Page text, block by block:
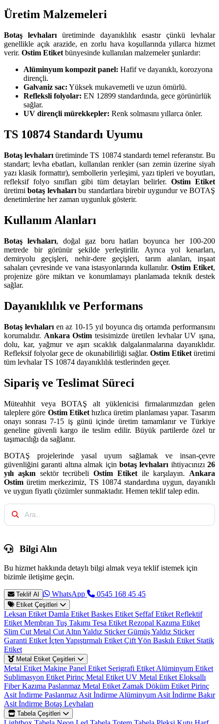
Üretim Malzemeleri
Botaş levhaları üretiminde dayanıklılık esastır çünkü levhalar
genellikle açık arazide, en zorlu hava koşullarında yıllarca hizmet
verir. Ostim Etiket bünyesinde kullanılan malzemeler şunlardır:
Alüminyum kompozit panel: Hafif ve dayanıklı, korozyona
dirençli.
Galvaniz sac: Yüksek mukavemetli ve uzun ömürlü.
Refleksli folyolar: EN 12899 standardında, gece görünürlük
sağlar.
UV dirençli mürekkepler: Renk solmasını yıllarca önler.
TS 10874 Standardı Uyumu
Botaş levhaları üretiminde TS 10874 standardı temel referanstır. Bu
standart; levha ebatları, kullanılan renkler (sarı zemin üzerine siyah
yazı klasik formattır), sembollerin yerleşimi, yazı tipleri ve boyutları,
refleksif folyo sınıfları gibi tüm detayları belirler.Ostim Etiket
üretimibotaş levhalarıbu standartlara birebir uygundur ve BOTAŞ
denetimlerine her zaman uygunluk gösterir.
Kullanım Alanları
Botaş levhaları, doğal gaz boru hatları boyunca her 100-200
metrede bir görünür şekilde yerleştirilir. Ayrıca yol kenarları,
demiryolu geçişleri, nehir-dere geçişleri, tarım alanları, inşaat
sahaları çevresinde ve vana istasyonlarında kullanılır.Ostim Etiket,
projenize göre miktarı ve konumlamayı planlamada teknik destek
sağlar.
Dayanıklılık ve Performans
Botaş levhalarıen az 10-15 yıl boyunca dış ortamda performansını
korumalıdır. Ankara Ostim tesisimizde üretilen levhalar UV ışına,
dolu, kar, yağmur ve aşırı sıcaklık dalgalanmalarına dayanıklıdır.
Refleksif folyolar gece de okunabilirliği sağlar. Ostim Etiketüretimi
tüm levhalar TS 10874 dayanıklılık testlerinden geçer.
Sipariş ve Teslimat Süreci
Müteahhit veya BOTAŞ alt yüklenicisi firmalarımızdan gelen
taleplere göre Ostim Etikethızlıca üretim planlaması yapar. Tasarım
onayı sonrası 7-15 iş günü içinde üretim tamamlanır ve Türkiye
geneline güvenli kargo ile teslim edilir. Büyük partilerde özel tır
taşımacılığı da sağlanır.
BOTAŞ projelerinde yasal uyum sağlamak ve insan-çevre
güvenliğini garanti altına almak için botaş levhaları ihtiyacınızı 26
yılı aşkın sektör tecrübeli Ostim Etiketile karşılayın. Ankara
Ostim üretim merkezimiz, TS 10874 standardına uygun, dayanıklı
ve uygun fiyatlı çözümler sunmaktadır. Hemen teklif talep edin.
Bilgi Alın
Bu hizmet hakkında detaylı bilgi almak veya teklif istemek için
bizimle iletişime geçin.
Teklif Al WhatsApp 0545 168 45 45
Etiket Çeşitleri
Leksan Etiket Damla Etiket Baskes Etiket Şeffaf Etiket Reflektif
Etiket Membran Tuş Takımı Tesa Etiket Rezopal Kazıma Etiket
Slim Cut Metal Cut Altın Yaldız StickerGümüş Yaldız Sticker
Garanti Etiket İçten Yapıştırmalı Etiket Çift Yön Baskılı Etiket Statik
Etiket
Metal Etiket Çeşitleri
Metal Etiket Makine Panel Etiket Serigrafi Etiket Alüminyum Etiket
Sublimasyon Etiket Pirinç Metal Etiket UV Metal Etiket Eloksallı
Fiber Kazıma Paslanmaz Metal Etiket Zamak Döküm Etiket Pirinç
Asit İndirme Paslanmaz Asit İndirme Alüminyum Asit İndirme Bakır
Asit İndirme Botaş Levhaları
Tabela Çeşitleri